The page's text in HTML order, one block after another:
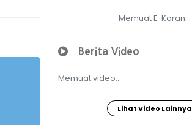
Memuat E-Koran...
Berita Video
Memuat video...
Lihat Video Lainnya